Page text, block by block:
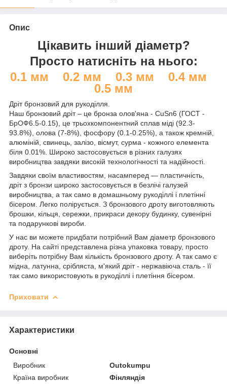
Опис
Цікавить інший діаметр?
Просто натисніть на нього:
0.1 мм
0.2 мм 0.3 мм
0.4 мм
0.5 мм
Дріт бронзовий для рукоділля.
Наш бронзовий дріт – це бронза олов'яна - CuSn6 (ГОСТ -
БрОФ6.5-0.15), це трьохкомпонентний сплав міді (92.3-
93.8%), олова (7-8%), фосфору (0.1-0.25%), а також кремній,
алюміній, свинець, залізо, вісмут, сурма - кожного елемента
біля 0.01%. Широко застосовується в різних галузях
виробництва завдяки високій технологічності та надійності.
Завдяки своїм властивостям, насамперед — пластичність,
дріт з бронзи широко застосовується в безлічі галузей
виробництва, а так само в домашньому рукоділлі і плетінні
бісером. Легко полірується. З бронзового дроту виготовляють
брошки, кільця, сережки, прикраси декору будинку, сувенірні
та подарункові вироби.
У нас ви можете придбати потрібний Вам діаметр бронзового
дроту. На сайті представлена різна упаковка товару, просто
виберіть потрібну Вам кількість бронзового дроту. А так само є
мідна, латунна, срібляста, м'який дріт - нержавіюча сталь - її
так само використовують в рукоділлі і плетіння бісером.
Приховати
Характеристики
Основні
Виробник
Outokumpu
Країна виробник
Фінляндія